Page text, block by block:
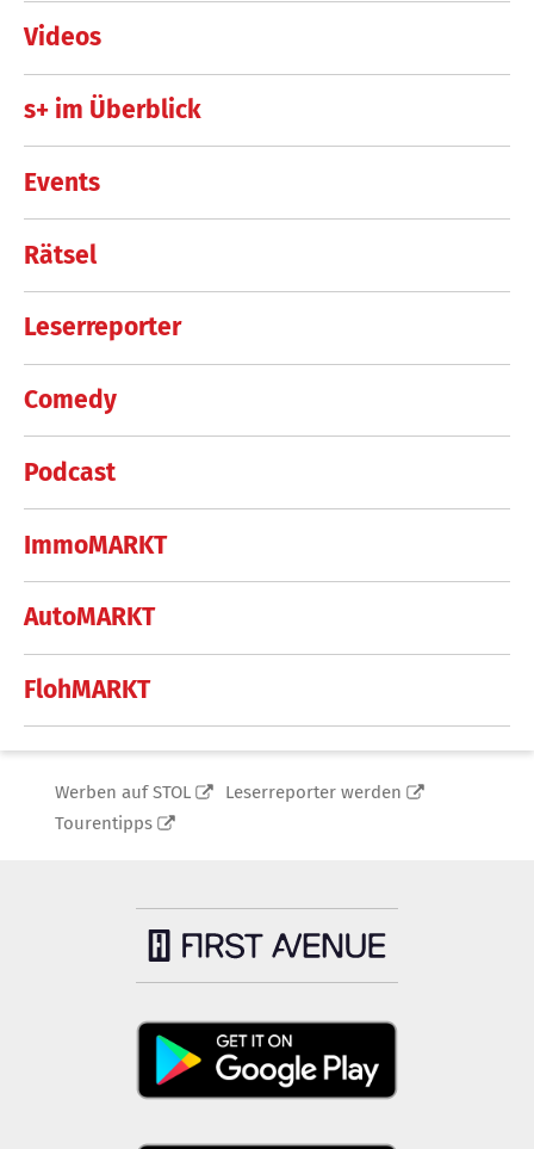
Videos
s+ im Überblick
Events
Rätsel
Leserreporter
Comedy
Podcast
ImmoMARKT
AutoMARKT
FlohMARKT
Werben auf STOL
Leserreporter werden
Tourentipps